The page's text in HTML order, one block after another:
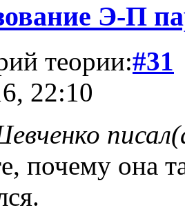
Э-П
теории:#31
22:10
почему она